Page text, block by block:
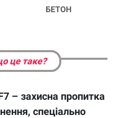
БЕТОН
це таке?
– захисна пропитка
спеціально